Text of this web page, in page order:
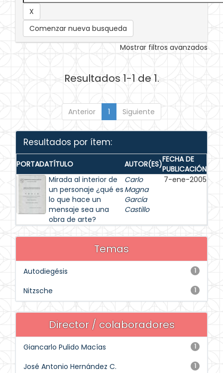
Comenzar nueva busqueda
Mostrar filtros avanzados
Resultados 1-1 de 1.
Anterior 1 Siguiente
Resultados por ítem:
PORTADATÍTULO AUTOR(ES)FECHA DE
PUBLICACIÓN
Mirada al interior de
un personaje ¿qué es
lo que hace un
mensaje sea una
obra de arte?
Carlo
Magna
García
Castillo
7-ene-2005
Temas
1
Autodiegésis
1
Nitzsche
Director / colaboradores
1
Giancarlo Pulido Macías
1
José Antonio Hernández C.